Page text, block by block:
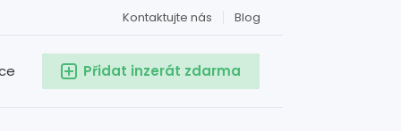
Blog
Kontaktujte nás
Přidat inzerát zdarma